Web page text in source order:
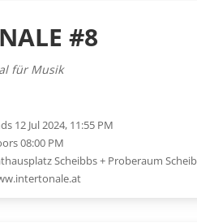
#8
für Musik
12 Jul 2024, 11:55 PM
08:00 PM
Scheibbs + Proberaum